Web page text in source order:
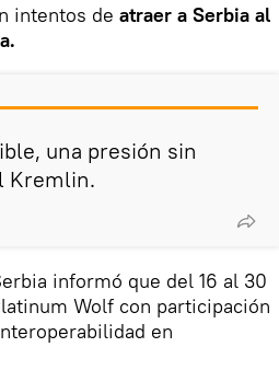
intentos de atraer a Serbia al
una presión sin
Kremlin.
informó que del 16 al 30
Wolf con participación
en